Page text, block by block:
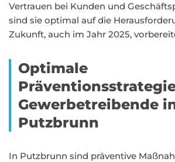
Vertrauen bei Kunden und
sind sie optimal auf die
Zukunft, auch im Jahr 2025,
Optimale
Gewerbetreibende
Putzbrunn
In Putzbrunn sind präventive